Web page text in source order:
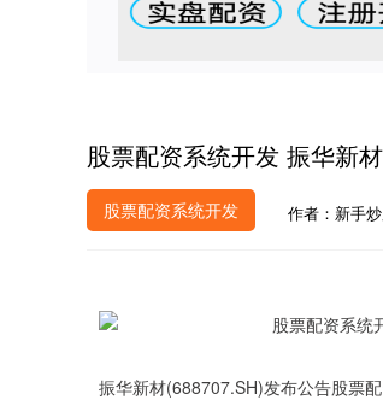
股票配资系统开发 振华新
股票配资系统开发 作者：新手
振华新材(688707.SH)发布公告股票